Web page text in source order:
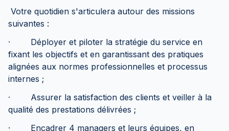
Votre quotidien s'articulera autour des missions
suivantes :
· Déployer et piloter la stratégie du service en
fixant les objectifs et en garantissant des pratiques
alignées aux normes professionnelles et processus
internes ;
· Assurer la satisfaction des clients et veiller à la
qualité des prestations délivrées ;
· Encadrer 4 managers et leurs équipes, en